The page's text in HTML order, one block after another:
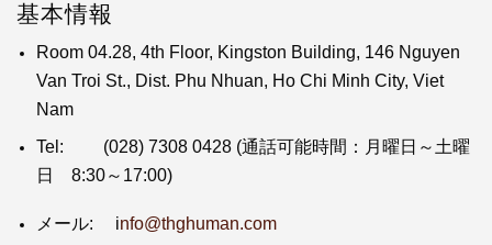
基本情報
Room 04.28, 4th Floor, Kingston Building, 146 Nguyen
Van Troi St., Dist. Phu Nhuan, Ho Chi Minh City, Viet
Nam
Tel:
(028) 7308 0428(通話可能時間：月曜日～土曜
日 8:30～17:00)
メール: info@thghuman.com